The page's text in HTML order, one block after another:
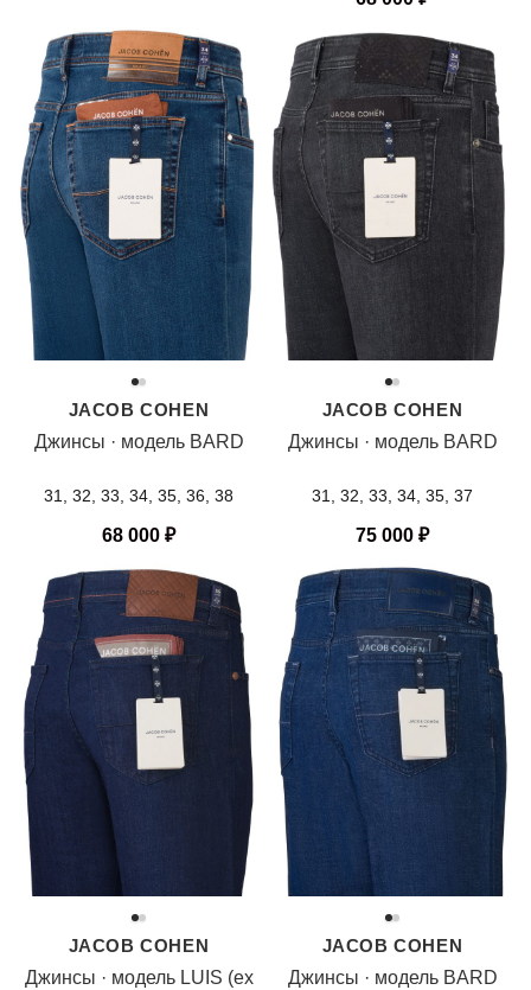
JACOB COHEN
Джинсы · модель BARD
31, 32, 33, 34, 35, 36, 38
68 000 ₽
JACOB COHEN
Джинсы · модель BARD
31, 32, 33, 34, 35, 37
75 000 ₽
JACOB COHEN
Джинсы · модель LUIS (ex
JACOB COHEN
Джинсы · модель BARD